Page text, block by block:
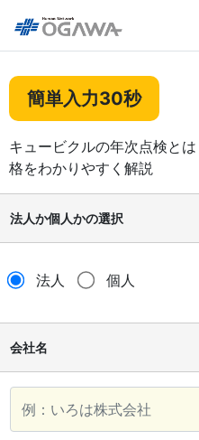
簡単入力30秒
キュービクルの年次点検と
格をわかりやすく解説
法人か個人かの選択
法人 個人
会社名